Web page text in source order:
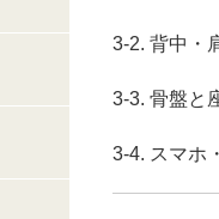
3-2. 背中・
3-3. 骨盤と
3-4. スマホ